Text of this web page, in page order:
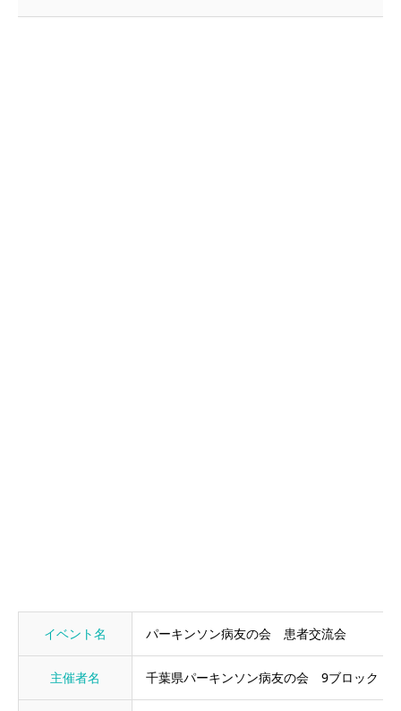
イベント名 パーキンソン病友の会 患者交流会
主催者名 千葉県パーキンソン病友の会 9ブロック